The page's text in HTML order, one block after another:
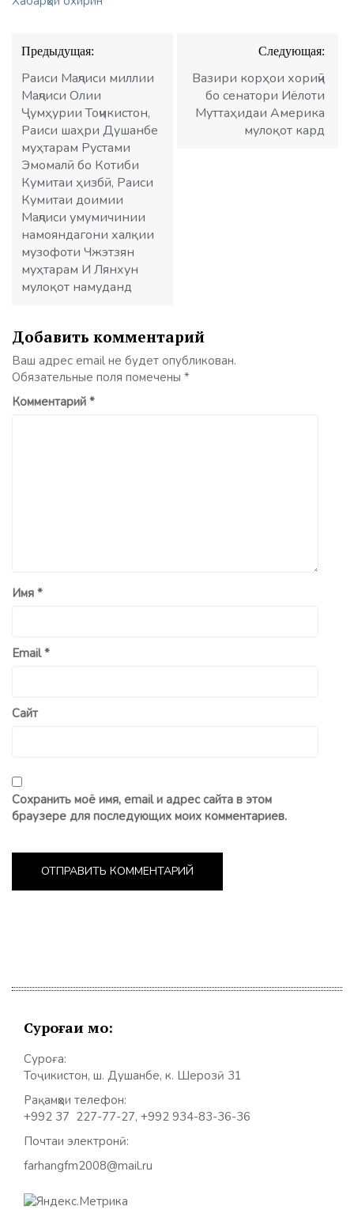
Навигация
по
записям
Предыдущая:
Раиси Маҷлиси миллии
Маҷлиси Олии
Ҷумҳурии Тоҷикистон,
Раиси шаҳри Душанбе
муҳтарам Рустами
Эмомалӣ бо Котиби
Кумитаи ҳизбӣ, Раиси
Кумитаи доимии
Маҷлиси умумичинии
намояндагони халқии
музофоти Чжэтзян
муҳтарам И Лянхун
мулоқот намуданд
Следующая:
Вазири корҳои хориҷӣ
бо cенатори Иёлоти
Муттаҳидаи Америка
мулоқот кард
Добавить комментарий
Ваш адрес email не будет опубликован.
Обязательные поля помечены *
Комментарий *
Имя *
Email*
Сайт
Сохранить моё имя, email и адрес сайта в этом
браузере для последующих моих комментариев.
Суроғаи мо:
Суроға:
Тоҷикистон, ш. Душанбе, к. Шерозӣ 31
Рақамҳои телефон:
+992 37 227-77-27, +992 934-83-36-36
Почтаи электронӣ:
farhangfm2008@mail.ru